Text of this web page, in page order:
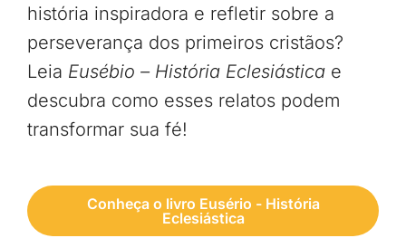
história inspiradora e refletir sobre a
perseverança dos primeiros cristãos?
Leia Eusébio – História Eclesiástica e
descubra como esses relatos podem
transformar sua fé!
Conheça o livro Eusério - História
Eclesiástica